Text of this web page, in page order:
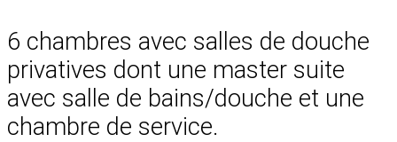
6 chambres avec salles de douche
privatives dont une master suite
avec salle de bains/douche et une
chambre de service.